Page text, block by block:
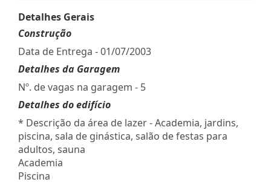
Detalhes Gerais
Construção
Data de Entrega - 01/07/2003
Detalhes da Garagem
Nº. de vagas na garagem - 5
Detalhes do edifício
* Descrição da área de lazer - Academia, jardins,
piscina, sala de ginástica, salão de festas para
adultos, sauna
Academia
Piscina